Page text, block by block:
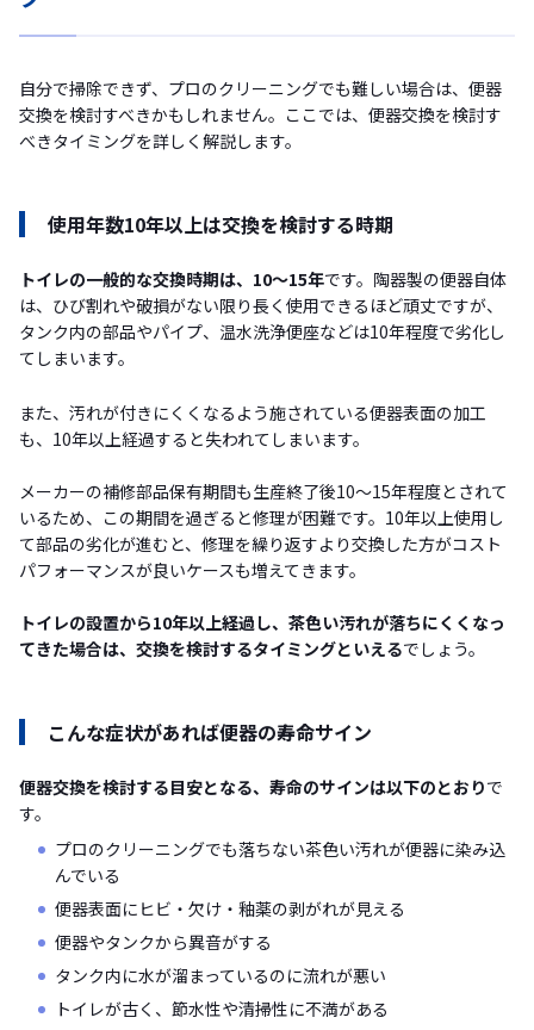
自分で掃除できず、プロのクリーニングでも難しい場合は、便器
交換を検討すべきかもしれません。ここでは、便器交換を検討す
べきタイミングを詳しく解説します。
使用年数10年以上は交換を検討する時期
トイレの一般的な交換時期は、10〜15年です。陶器製の便器自体
は、ひび割れや破損がない限り長く使用できるほど頑丈ですが、
タンク内の部品やパイプ、温水洗浄便座などは10年程度で劣化し
てしまいます。
また、汚れが付きにくくなるよう施されている便器表面の加工
も、10年以上経過すると失われてしまいます。
メーカーの補修部品保有期間も生産終了後10〜15年程度とされて
いるため、この期間を過ぎると修理が困難です。10年以上使用し
て部品の劣化が進むと、修理を繰り返すより交換した方がコスト
パフォーマンスが良いケースも増えてきます。
トイレの設置から10年以上経過し、茶色い汚れが落ちにくくなっ
てきた場合は、交換を検討するタイミングといえるでしょう。
こんな症状があれば便器の寿命サイン
便器交換を検討する目安となる、寿命のサインは以下のとおりで
す。
プロのクリーニングでも落ちない茶色い汚れが便器に染み込
んでいる
便器表面にヒビ・欠け・釉薬の剥がれが見える
便器やタンクから異音がする
タンク内に水が溜まっているのに流れが悪い
トイレが古く、節水性や清掃性に不満がある